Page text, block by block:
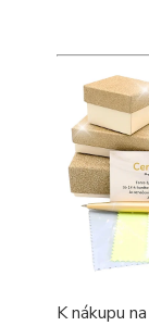
K nákupu